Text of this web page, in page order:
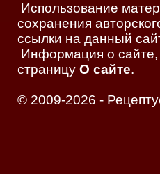
Использование
сохранения
ссылки на данный
Информация о сайте,
страницу О сайте.
© 2009-2026 -